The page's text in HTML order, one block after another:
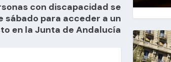
con discapacidad se
sábado para acceder a un
en la Junta de Andalucía